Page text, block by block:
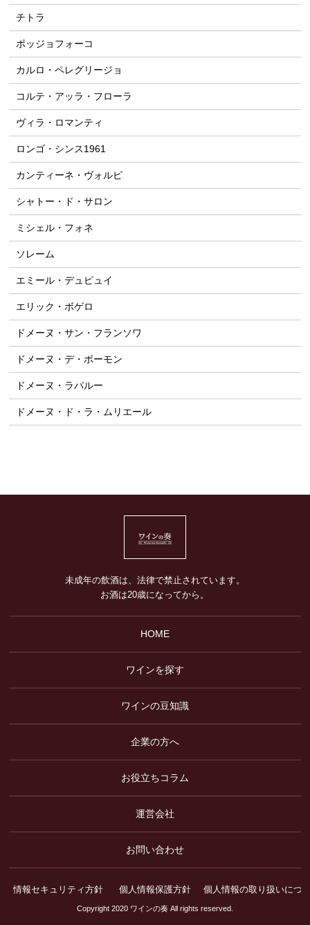
チトラ
ポッジョフォーコ
カルロ・ペレグリージョ
コルテ・アッラ・フローラ
ヴィラ・ロマンティ
ロンゴ・シンス1961
カンティーネ・ヴォルピ
シャトー・ド・サロン
ミシェル・フォネ
ソレーム
エミール・デュピュイ
エリック・ボゲロ
ドメーヌ・サン・フランソワ
ドメーヌ・デ・ボーモン
ドメーヌ・ラパルー
ドメーヌ・ド・ラ・ムリエール
未成年の飲酒は、法律で禁止されています。
お酒は20歳になってから。
HOME
ワインを探す
ワインの豆知識
企業の方へ
お役立ちコラム
運営会社
お問い合わせ
情報セキュリティ方針 個人情報保護方針 個人情報の取り扱いにつ
Copyright 2020 ワインの奏 All rights reserved.